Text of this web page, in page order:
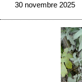
30 novembre 2025